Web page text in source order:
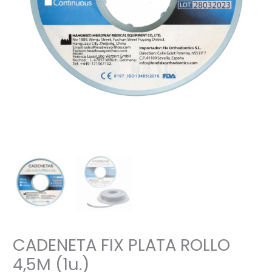
CADENETA FIX PLATA ROLLO
4,5M (1u.)